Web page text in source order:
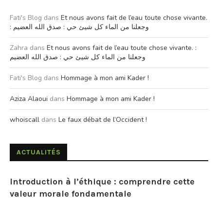
Fati's Blog dans Et nous avons fait de l’eau toute chose vivante.
: وجعلنا من الماء كل شيئ حي : صدق الله العضيم
Zahra dans Et nous avons fait de l’eau toute chose vivante. :
وجعلنا من الماء كل شيئ حي : صدق الله العضيم
Fati's Blog dans Hommage à mon ami Kader !
Aziza Alaoui dans Hommage à mon ami Kader !
whoiscall dans Le faux débat de l’Occident !
ACTUALITÉS
Introduction à l’éthique : comprendre cette
valeur morale fondamentale